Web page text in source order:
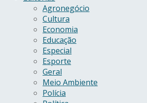
Agronegócio
Cultura
Economia
Educação
Especial
Esporte
Geral
Meio Ambiente
Polícia